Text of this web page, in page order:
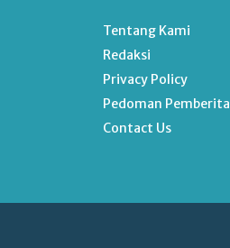
Tentang Kami
Redaksi
Privacy Policy
Pedoman
Contact Us